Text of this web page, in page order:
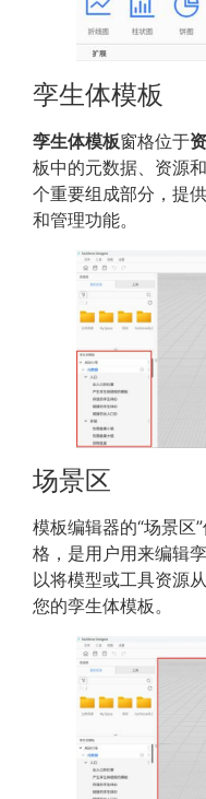
孪生体模板
孪生体模板窗格位于
板中的元数据、资源
个重要组成部分，提
和管理功能。
场景区
模板编辑器的“场景区
格，是用户用来编辑
以将模型或工具资源从
您的孪生体模板。